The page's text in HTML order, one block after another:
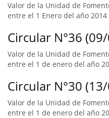
Valor de la Unidad de
entre el 1 Enero del año
Circular N°36
Valor de la Unidad de
entre el 1 de enero del año
Circular N°30
Valor de la Unidad de
entre el 1 de enero del año